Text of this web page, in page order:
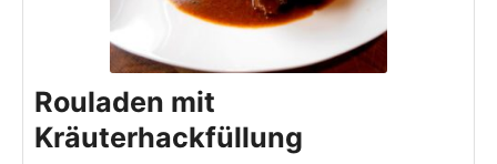
Rouladen mit
Kräuterhackfüllung